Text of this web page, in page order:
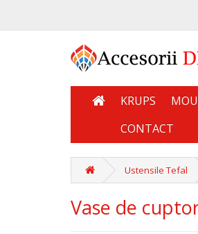
KRUPS
CONTACT
Ustensile Tefal
Vase de